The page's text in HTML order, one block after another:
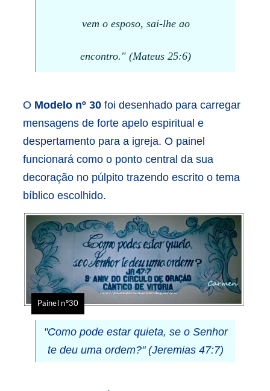
vem o esposo, sai-lhe ao
encontro." (Mateus 25:6)
O Modelo nº 30 foi desenhado para carregar
mensagens de forte apelo espiritual e
despertamento para a igreja. O painel
funcionará como o ponto central da sua
decoração no púlpito trazendo escrito o tema
bíblico escolhido.
Painel nº30
"Como pode estar quieta, se o Senhor
te deu uma ordem?" (Jeremias 47:7)